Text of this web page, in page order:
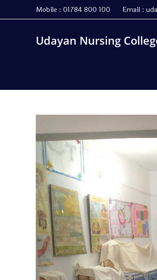
to
Mobile : 01784 800 100 Email :
Udayan Nursing